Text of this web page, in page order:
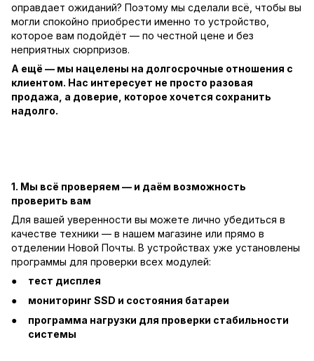
оправдает ожиданий? Поэтому мы сделали всё, чтобы вы
могли спокойно приобрести именно то устройство,
которое вам подойдёт — по честной цене и без
неприятных сюрпризов.
А ещё — мы нацелены на долгосрочные отношения с
клиентом. Нас интересует не просто разовая
продажа, а доверие, которое хочется сохранить
надолго.
1. Мы всё проверяем — и даём возможность
проверить вам
Для вашей уверенности вы можете лично убедиться в
качестве техники — в нашем магазине или прямо в
отделении Новой Почты. В устройствах уже установлены
программы для проверки всех модулей:
тест дисплея
мониторинг SSD и состояния батареи
программа нагрузки для проверки стабильности
системы